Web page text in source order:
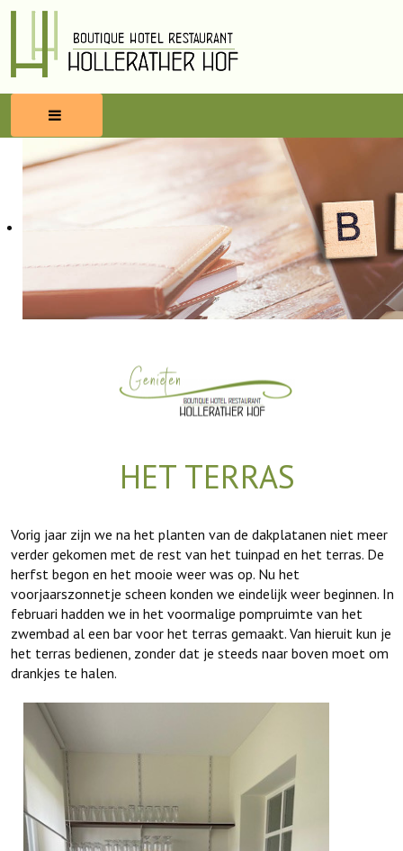
HOME
WELLNESS
HET TERRAS
Vorig jaar zijn we na het planten van de dakplatanen niet meer
verder gekomen met de rest van het tuinpad en het terras. De
herfst begon en het mooie weer was op. Nu het
voorjaarszonnetje scheen konden we eindelijk weer beginnen. In
februari hadden we in het voormalige pompruimte van het
zwembad al een bar voor het terras gemaakt. Van hieruit kun je
het terras bedienen, zonder dat je steeds naar boven moet om
drankjes te halen.